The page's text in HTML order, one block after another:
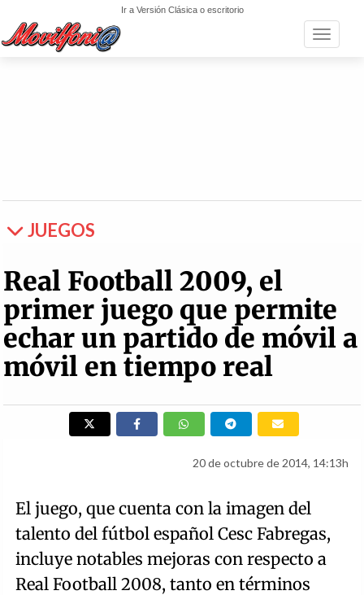
Ir a Versión Clásica o escritorio
Toggle
JUEGOS
Real Football 2009, el
primer juego que permite
echar un partido de móvil a
móvil en tiempo real
20 de octubre de 2014, 14:13h
El juego, que cuenta con la imagen del
talento del fútbol español Cesc Fabregas,
incluye notables mejoras con respecto a
Real Football 2008, tanto en términos